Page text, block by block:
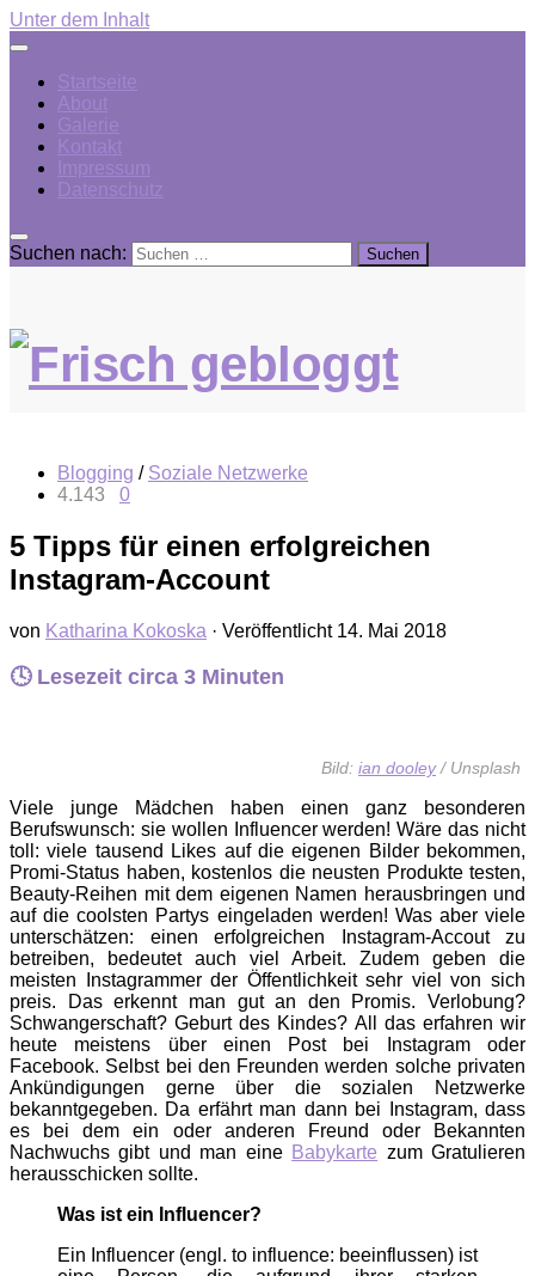
Unter dem Inhalt
Startseite
About
Galerie
Kontakt
Impressum
Datenschutz
Suchen nach:
Blogging / Soziale Netzwerke
4.143 0
5 Tipps für einen erfolgreichen
Instagram-Account
von Katharina Kokoska · Veröffentlicht 14. Mai 2018
🕓 Lesezeit circa 3 Minuten
Bild: ian dooley/ Unsplash
Viele junge Mädchen haben einen ganz besonderen
Berufswunsch: sie wollen Influencer werden! Wäre das nicht
toll: viele tausend Likes auf die eigenen Bilder bekommen,
Promi-Status haben, kostenlos die neusten Produkte testen,
Beauty-Reihen mit dem eigenen Namen herausbringen und
auf die coolsten Partys eingeladen werden! Was aber viele
unterschätzen: einen erfolgreichen Instagram-Accout zu
betreiben, bedeutet auch viel Arbeit. Zudem geben die
meisten Instagrammer der Öffentlichkeit sehr viel von sich
preis. Das erkennt man gut an den Promis. Verlobung?
Schwangerschaft? Geburt des Kindes? All das erfahren wir
heute meistens über einen Post bei Instagram oder
Facebook. Selbst bei den Freunden werden solche privaten
Ankündigungen gerne über die sozialen Netzwerke
bekanntgegeben. Da erfährt man dann bei Instagram, dass
es bei dem ein oder anderen Freund oder Bekannten
Nachwuchs gibt und man eine Babykarte zum Gratulieren
herausschicken sollte.
Was ist ein Influencer?
Ein Influencer (engl. to influence: beeinflussen) ist